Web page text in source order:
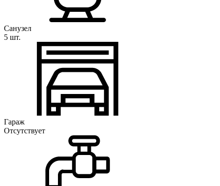
Санузел
5 шт.
Гараж
Отсутствует